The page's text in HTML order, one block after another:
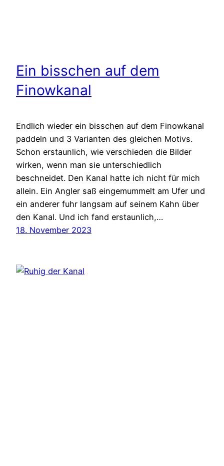
Ein bisschen auf dem
Finowkanal
Endlich wieder ein bisschen auf dem Finowkanal
paddeln und 3 Varianten des gleichen Motivs.
Schon erstaunlich, wie verschieden die Bilder
wirken, wenn man sie unterschiedlich
beschneidet. Den Kanal hatte ich nicht für mich
allein. Ein Angler saß eingemummelt am Ufer und
ein anderer fuhr langsam auf seinem Kahn über
den Kanal. Und ich fand erstaunlich,…
18. November 2023